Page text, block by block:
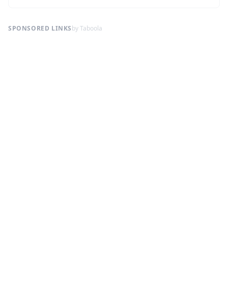
SPONSORED LINKSby Taboola